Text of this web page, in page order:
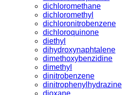
dichloromethane
dichloromethyl
dichloronitrobenzene
dichloroquinone
diethyl
dihydroxynaphtalene
dimethoxybenzidine
dimethyl
dinitrobenzene
dinitrophenylhydrazine
dioxane